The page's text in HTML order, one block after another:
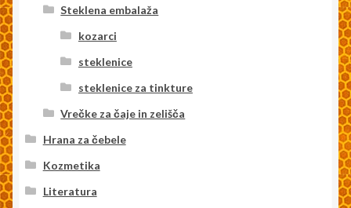
Steklena embalaža
kozarci
steklenice
steklenice za tinkture
Vrečke za čaje in zelišča
Hrana za čebele
Kozmetika
Literatura